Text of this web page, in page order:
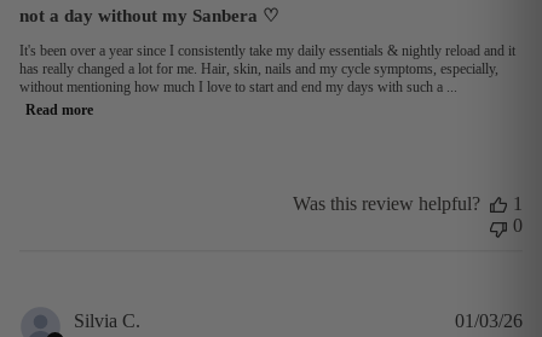
not a day without my Sanbera ♡
It's been over a year since I consistently take my daily essentials & nightly reload and it
has really changed a lot for me. Hair, skin, nails and my cycle symptoms, especially,
without mentioning how much I love to start and end my days with such a ...
Read more
Was this review helpful?
1
0
Silvia C. 01/03/26